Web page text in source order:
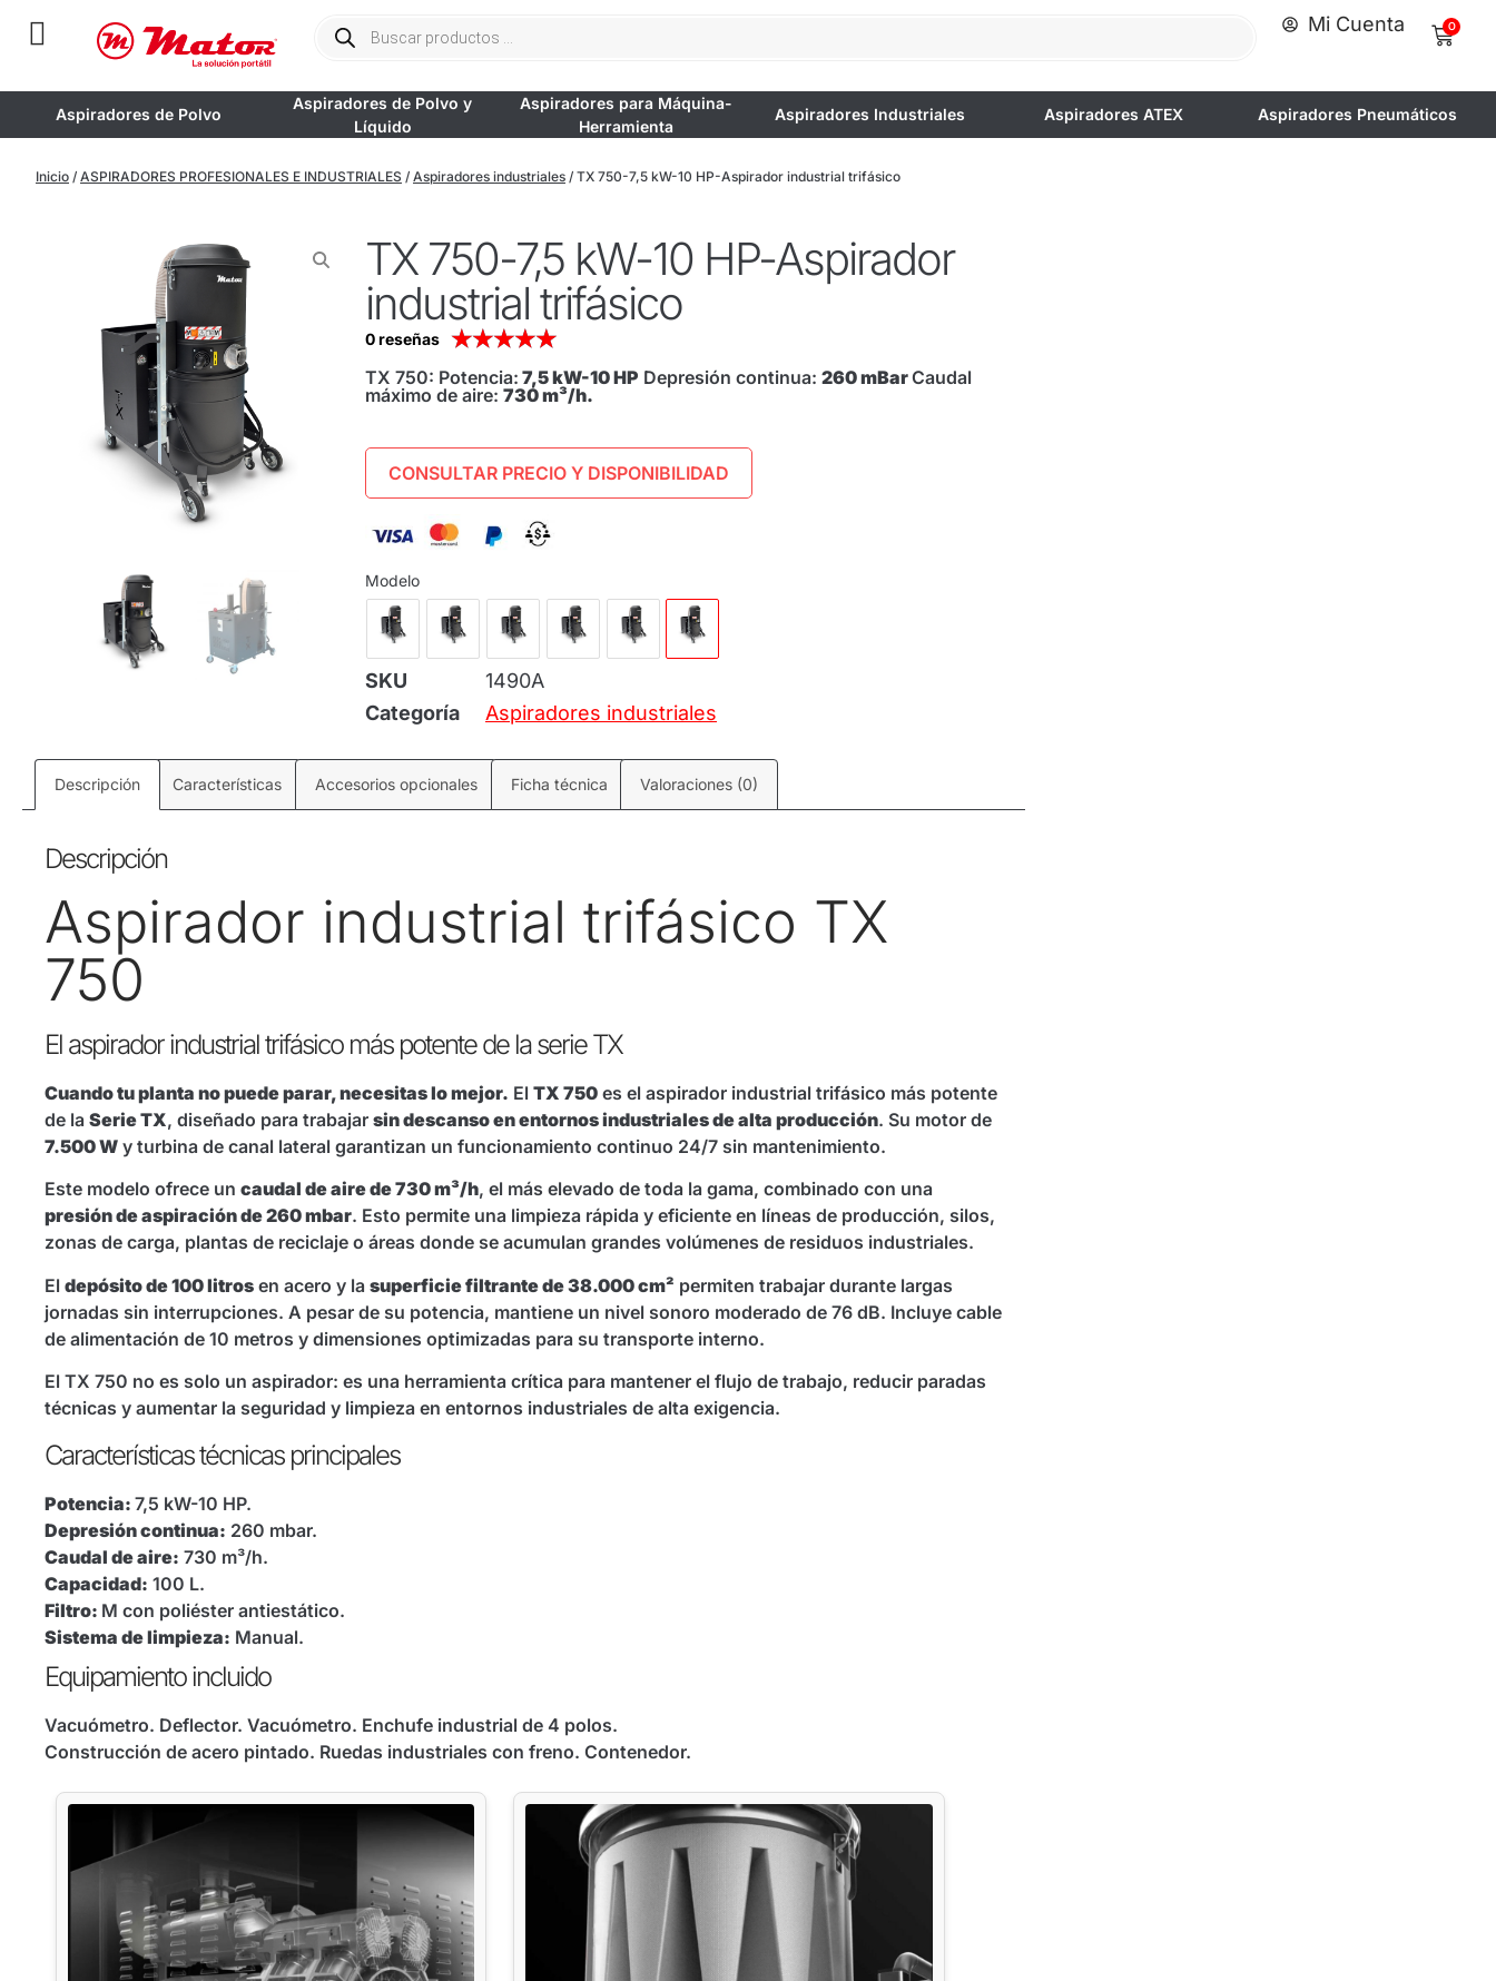
Mi Cuenta 0
Aspiradores de Polvo
Aspiradores de Polvo y
Líquido
Aspiradores para Máquina-
Herramienta
Aspiradores Industriales Aspiradores ATEX Aspiradores Pneumáticos
Inicio / ASPIRADORES PROFESIONALES E INDUSTRIALES / Aspiradores industriales / TX 750-7,5 kW-10 HP-Aspirador industrial trifásico
TX 750-7,5 kW-10 HP-Aspirador
industrial trifásico
0 reseñas ★★★★★
TX 750: Potencia: 7,5 kW-10 HP Depresión continua: 260 mBarCaudal
máximo de aire: 730 m³/h.
CONSULTAR PRECIO Y DISPONIBILIDAD
Modelo
SKU
1490A
Categoría
Aspiradores industriales
Descripción Características Accesorios opcionales Ficha técnica Valoraciones (0)
Descripción
Aspirador industrial trifásico TX
750
El aspirador industrial trifásico más potente de la serie TX
Cuando tu planta no puede parar, necesitas lo mejor. El TX 750 es el aspirador industrial trifásico más potente
de la Serie TX, diseñado para trabajar sin descanso en entornos industriales de alta producción. Su motor de
7.500 W y turbina de canal lateral garantizan un funcionamiento continuo 24/7 sin mantenimiento.
Este modelo ofrece un caudal de aire de 730 m³/h, el más elevado de toda la gama, combinado con una
presión de aspiración de 260 mbar. Esto permite una limpieza rápida y eficiente en líneas de producción, silos,
zonas de carga, plantas de reciclaje o áreas donde se acumulan grandes volúmenes de residuos industriales.
El depósito de 100 litros en acero y la superficie filtrante de 38.000 cm² permiten trabajar durante largas
jornadas sin interrupciones. A pesar de su potencia, mantiene un nivel sonoro moderado de 76 dB. Incluye cable
de alimentación de 10 metros y dimensiones optimizadas para su transporte interno.
El TX 750 no es solo un aspirador: es una herramienta crítica para mantener el flujo de trabajo, reducir paradas
técnicas y aumentar la seguridad y limpieza en entornos industriales de alta exigencia.
Características técnicas principales
Potencia: 7,5 kW-10 HP.
Depresión continua: 260 mbar.
Caudal de aire: 730 m³/h.
Capacidad: 100 L.
Filtro: M con poliéster antiestático.
Sistema de limpieza: Manual.
Equipamiento incluido
Vacuómetro. Deflector. Vacuómetro. Enchufe industrial de 4 polos.
Construcción de acero pintado. Ruedas industriales con freno. Contenedor.